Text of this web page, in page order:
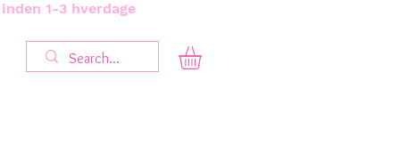
1-3 hverdage